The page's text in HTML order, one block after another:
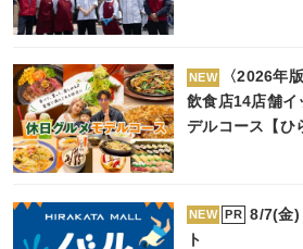
NEW
〈2026年
飲食店14店舗イ
デルコース【ひ
NEW PR
8/7(金)
ト